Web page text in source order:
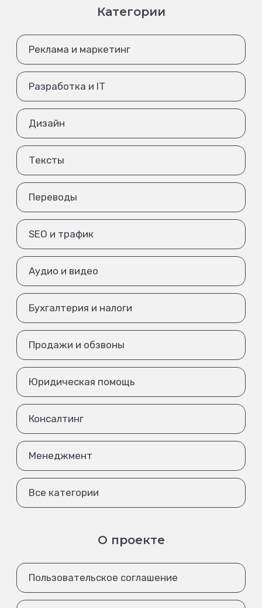
Категории
Реклама и маркетинг
Разработка и IT
Дизайн
Тексты
Переводы
SEO и трафик
Аудио и видео
Бухгалтерия и налоги
Продажи и обзвоны
Юридическая помощь
Консалтинг
Менеджмент
Все категории
О проекте
Пользовательское соглашение